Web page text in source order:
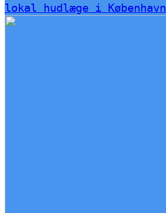
lokal hudlæge i København